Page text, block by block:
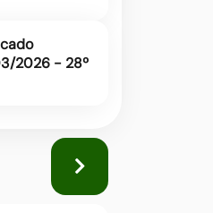
2026 - 28º